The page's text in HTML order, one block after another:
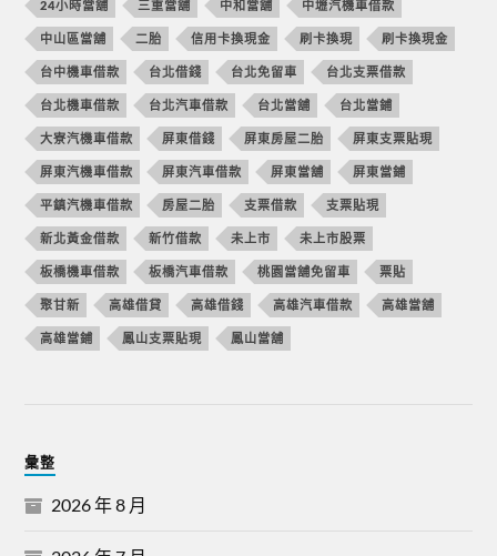
24小時當舖 三重當舖 中和當舖 中壢汽機車借款
中山區當舖 二胎 信用卡換現金 刷卡換現 刷卡換現金
台中機車借款 台北借錢 台北免留車 台北支票借款
台北機車借款 台北汽車借款 台北當舖 台北當鋪
大寮汽機車借款 屏東借錢 屏東房屋二胎 屏東支票貼現
屏東汽機車借款 屏東汽車借款 屏東當舖 屏東當鋪
平鎮汽機車借款 房屋二胎 支票借款 支票貼現
新北黃金借款 新竹借款 未上市 未上市股票
板橋機車借款 板橋汽車借款 桃園當舖免留車 票貼
聚甘新 高雄借貸 高雄借錢 高雄汽車借款 高雄當舖
高雄當鋪 鳳山支票貼現 鳳山當舖
彙整
2026 年 8 月